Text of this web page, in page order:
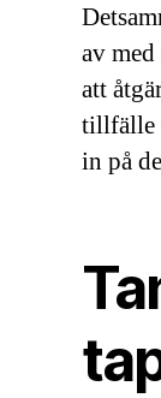
av
att
tillfälle
in på